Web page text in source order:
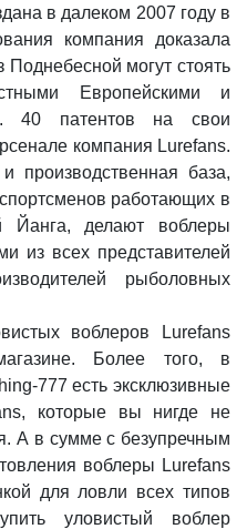
в далеком 2007 году в
компания доказала
Поднебесной могут стоять
Европейскими и
40 патентов на свои
компания Lurefans.
производственная база,
работающих в
делают воблеры
из всех представителей
рыболовных
воблеров Lurefans
Более того, в
777 есть эксклюзивные
которые вы нигде не
А в сумме с безупречным
воблеры Lurefans
для ловли всех типов
уловистый воблер